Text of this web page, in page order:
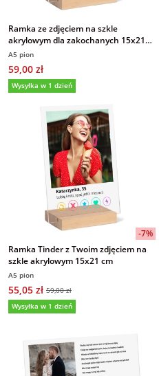
Ramka ze zdjęciem na szkle
akrylowym dla zakochanych 15x21
cm
A5 pion
59,00 zł
Wysyłka w 1 dzień
-7%
Ramka Tinder z Twoim zdjęciem na
szkle akrylowym 15x21 cm
A5 pion
55,05 zł 59,00 zł
Wysyłka w 1 dzień